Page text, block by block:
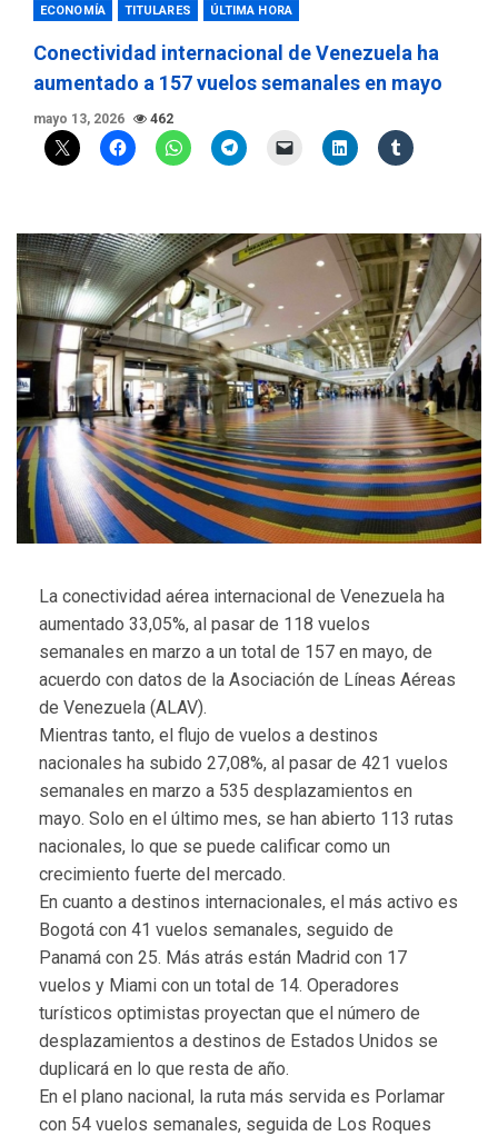
ECONOMÍA TITULARES ÚLTIMA HORA
Conectividad internacional de Venezuela ha
aumentado a 157 vuelos semanales en mayo
mayo 13, 2026 462
La conectividad aérea internacional de Venezuela ha
aumentado 33,05%, al pasar de 118 vuelos
semanales en marzo a un total de 157 en mayo, de
acuerdo con datos de la Asociación de Líneas Aéreas
de Venezuela (ALAV).
Mientras tanto, el flujo de vuelos a destinos
nacionales ha subido 27,08%, al pasar de 421 vuelos
semanales en marzo a 535 desplazamientos en
mayo. Solo en el último mes, se han abierto 113 rutas
nacionales, lo que se puede calificar como un
crecimiento fuerte del mercado.
En cuanto a destinos internacionales, el más activo es
Bogotá con 41 vuelos semanales, seguido de
Panamá con 25. Más atrás están Madrid con 17
vuelos y Miami con un total de 14. Operadores
turísticos optimistas proyectan que el número de
desplazamientos a destinos de Estados Unidos se
duplicará en lo que resta de año.
En el plano nacional, la ruta más servida es Porlamar
con 54 vuelos semanales, seguida de Los Roques